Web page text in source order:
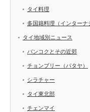
タイ料理
多国籍料理（インターナ
タイ地域別ニュース
バンコクとその近郊
チョンブリー（パタヤ）
シラチャー
タイ東北部
チェンマイ